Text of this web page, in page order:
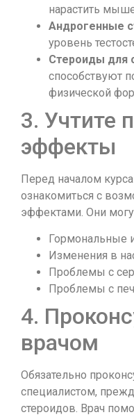
нарастить
Андрогенные
уровень
Стероиды для
способствуют
физической
3. Учтите
эффекты
Перед началом
ознакомиться с
эффектами. Они
Гормональные
Изменения в
Проблемы с
Проблемы с
4.
врачом
Обязательно
специалистом,
стероидов. Врач